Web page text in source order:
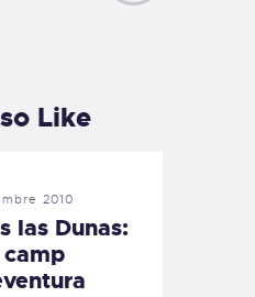
Like
2010
las Dunas: